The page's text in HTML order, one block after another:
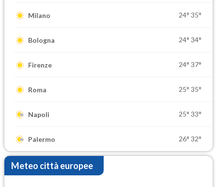
Milano 24° 35°
Bologna 24° 34°
Firenze 24° 37°
Roma 25° 35°
Napoli 25° 33°
Palermo 26° 32°
Meteo città europee